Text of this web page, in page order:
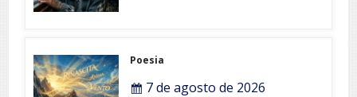
Poesia
7 de agosto de 2026